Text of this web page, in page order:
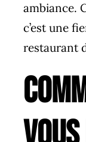
ambiance.
c’est une
restaurant